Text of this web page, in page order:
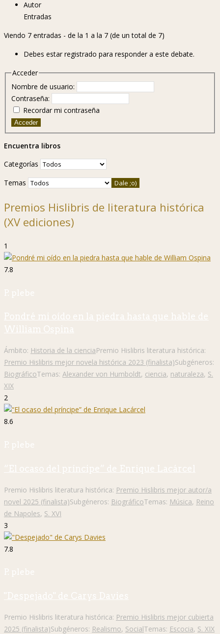
Autor
Entradas
Viendo 7 entradas - de la 1 a la 7 (de un total de 7)
Debes estar registrado para responder a este debate.
Acceder
Nombre de usuario:
Contraseña:
Recordar mi contraseña
Acceder
Encuentra libros
Categorías
Temas
Premios Hislibris de literatura histórica
(XV ediciones)
1
7.8
P. plebe
Pondré mi oído en la piedra hasta que hable de
William Ospina
Ámbito: Historia de la cienciaPremio Hislibris literatura histórica:
Premio Hislibris mejor novela histórica 2023 (finalista)Subgéneros:
BiográficoTemas: Alexander von Humboldt, ciencia, naturaleza, S.
XIX
2
8.6
P. plebe
“El ocaso del príncipe” de Enrique Lacárcel
Premio Hislibris literatura histórica: Premio Hislibris mejor autor/a
novel 2025 (finalista)Subgéneros: BiográficoTemas: Música, Reino
de Napoles, S. XVI
3
7.8
P. plebe
"Despejado" de Carys Davies
Premio Hislibris literatura histórica: Premio Hislibris mejor cubierta
2025 (finalista)Subgéneros: Realismo, SocialTemas: Escocia, S. XIX